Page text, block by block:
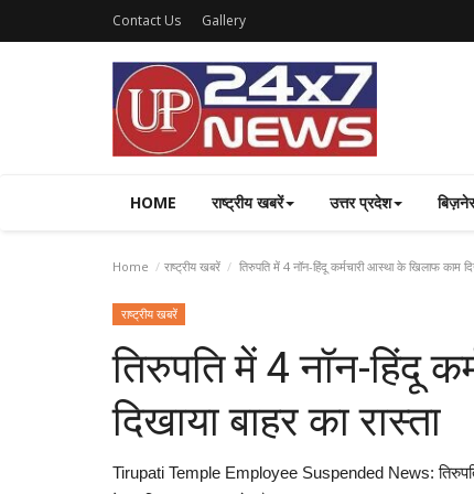
Contact Us Gallery
HOME राष्ट्रीय खबरें उत्तर प्रदेश
Home राष्ट्रीय खबरें तिरुपति में 4 नॉन-हिंदू कर्मचारी आस्था के खिलाफ काम
राष्ट्रीय खबरें
तिरुपति में 4 नॉन-हिंदू
दिखाया बाहर का रास्ता
Tirupati Temple Employee Suspended News: तिरुपति